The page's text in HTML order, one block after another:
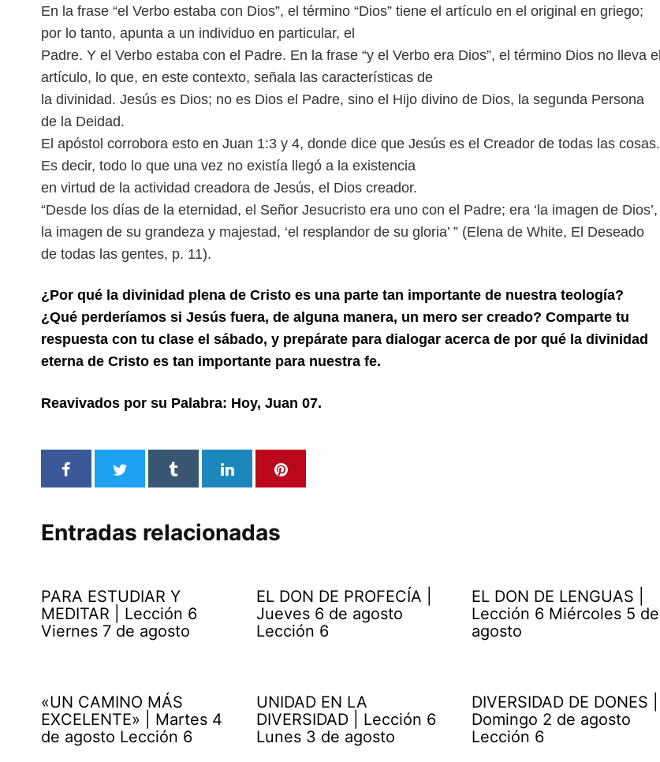
En la frase “el Verbo estaba con Dios”, el término “Dios” tiene el artículo en el original en griego;
por lo tanto, apunta a un individuo en particular, el
Padre. Y el Verbo estaba con el Padre. En la frase “y el Verbo era Dios”, el término Dios no lleva el
artículo, lo que, en este contexto, señala las características de
la divinidad. Jesús es Dios; no es Dios el Padre, sino el Hijo divino de Dios, la segunda Persona
de la Deidad.
El apóstol corrobora esto en Juan 1:3 y 4, donde dice que Jesús es el Creador de todas las cosas.
Es decir, todo lo que una vez no existía llegó a la existencia
en virtud de la actividad creadora de Jesús, el Dios creador.
“Desde los días de la eternidad, el Señor Jesucristo era uno con el Padre; era ‘la imagen de Dios’,
la imagen de su grandeza y majestad, ‘el resplandor de su gloria’ ” (Elena de White, El Deseado
de todas las gentes, p. 11).
¿Por qué la divinidad plena de Cristo es una parte tan importante de nuestra teo logía?
¿Qué perderíamos si Jesús fuera, de alguna manera, un mero ser creado? Comparte tu
respuesta con tu clase el sábado, y prepárate para dialogar acerca de por qué la divinidad
eterna de Cristo es tan importante para nuestra fe.
Reavivados por su Palabra: Hoy, Juan 07.
Entradas relacionadas
PARA ESTUDIAR Y
MEDITAR | Lección 6
Viernes 7 de agosto
EL DON DE PROFECÍA |
Jueves 6 de agosto
Lección 6
EL DON DE LENGUAS |
Lección 6 Miércoles 5 de
agosto
«UN CAMINO MÁS
EXCELENTE» | Martes 4
de agosto Lección 6
UNIDAD EN LA
DIVERSIDAD | Lección 6
Lunes 3 de agosto
DIVERSIDAD DE DONES |
Domingo 2 de agosto
Lección 6